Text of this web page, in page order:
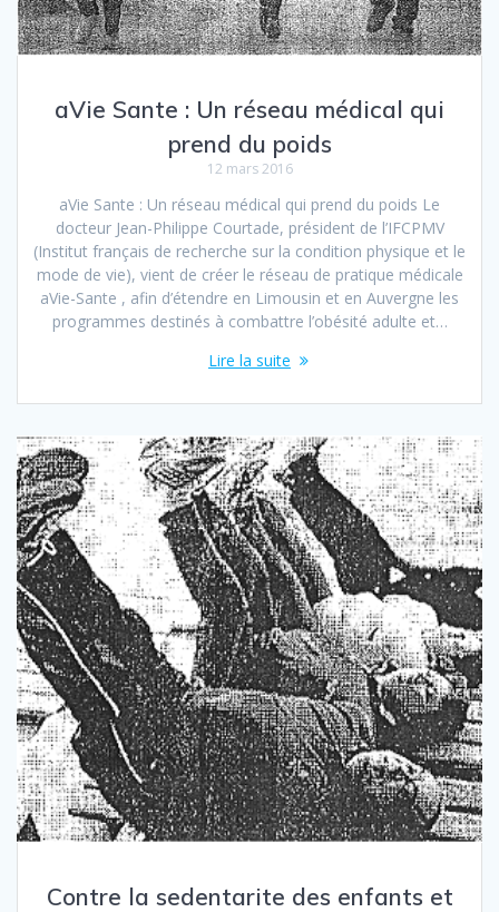
aVie Sante : Un réseau médical qui
prend du poids
12 mars 2016
aVie Sante : Un réseau médical qui prend du poids Le
docteur Jean-Philippe Courtade, président de l’IFCPMV
(Institut français de recherche sur la condition physique et le
mode de vie), vient de créer le réseau de pratique médicale
aVie-Sante , afin d’étendre en Limousin et en Au­vergne les
programmes destinés à combattre l’obésité adulte et…
Lire la suite
Contre la sedentarite des enfants et